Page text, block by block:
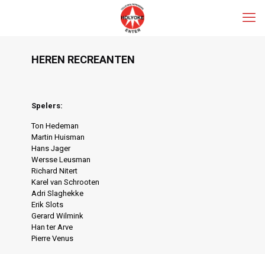
HEREN RECREANTEN
Spelers:
Ton Hedeman
Martin Huisman
Hans Jager
Wersse Leusman
Richard Nitert
Karel van Schrooten
Adri Slaghekke
Erik Slots
Gerard Wilmink
Han ter Arve
Pierre Venus